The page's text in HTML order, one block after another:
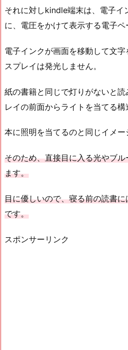
それに対しkindle端末は、電子イ
に、電圧をかけて表示する電子ペ
電子インクが画面を移動して文
スプレイは発光しません。
紙の書籍と同じで灯りがないと
レイの前面からライトを当てる構
本に照明を当てるのと同じイメー
そのため、直接目に入る光やブ
ます。
目に優しいので、寝る前の読書
です。
スポンサーリンク